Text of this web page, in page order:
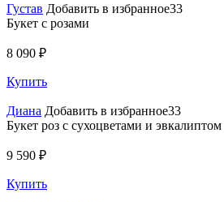
Густав Добавить в избранное33
Букет с розами
8 090 ₽
Купить
Диана Добавить в избранное33
Букет роз с сухоцветами и эвкалиптом
9 590 ₽
Купить